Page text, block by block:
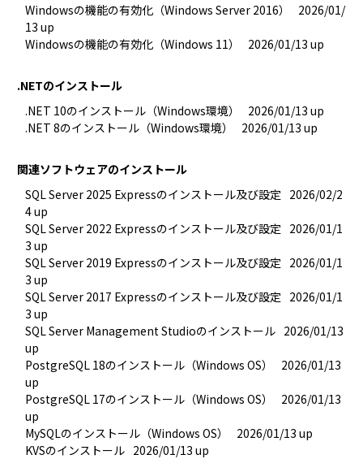
Windowsの機能の有効化（Windows Server 2016）
2026/01/
13 up
Windowsの機能の有効化（Windows 11）
2026/01/13 up
.NETのインストール
.NET 10のインストール（Windows環境）
2026/01/13 up
.NET 8のインストール（Windows環境）
2026/01/13 up
関連ソフトウェアのインストール
SQL Server 2025 Expressのインストール及び設定 2026/02/2
4 up
SQL Server 2022 Expressのインストール及び設定 2026/01/1
3 up
SQL Server 2019 Expressのインストール及び設定 2026/01/1
3 up
SQL Server 2017 Expressのインストール及び設定 2026/01/1
3 up
SQL Server Management Studioのインストール 2026/01/13
up
PostgreSQL 18のインストール（Windows OS）
2026/01/13
up
PostgreSQL 17のインストール（Windows OS）
2026/01/13
up
MySQLのインストール（Windows OS）
2026/01/13 up
KVSのインストール 2026/01/13 up